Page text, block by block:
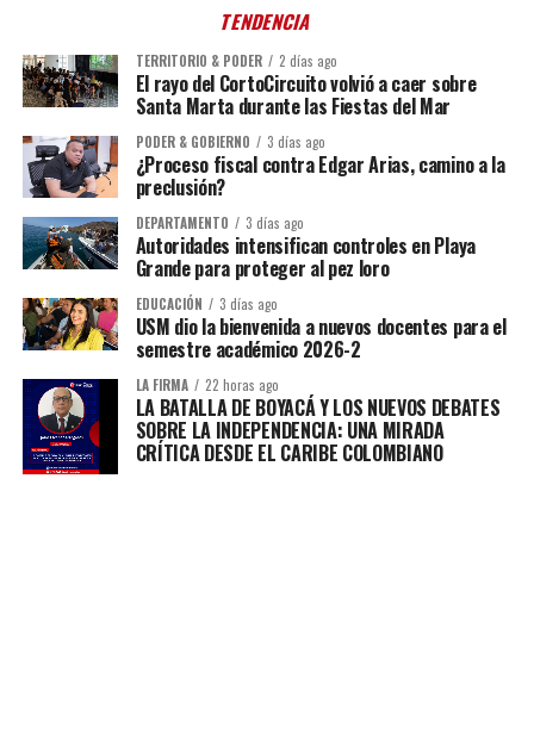
TENDENCIA
TERRITORIO & PODER 2 días ago
El rayo del CortoCircuito volvió a caer sobre
Santa Marta durante las Fiestas del Mar
PODER & GOBIERNO 3 días ago
¿Proceso fiscal contra Edgar Arias, camino a la
preclusión?
DEPARTAMENTO 3 días ago
Autoridades intensifican controles en Playa
Grande para proteger al pez loro
EDUCACIÓN 3 días ago
USM dio la bienvenida a nuevos docentes para el
semestre académico 2026-2
LA FIRMA 22 horas ago
LA BATALLA DE BOYACÁ Y LOS NUEVOS DEBATES
SOBRE LA INDEPENDENCIA: UNA MIRADA
CRÍTICA DESDE EL CARIBE COLOMBIANO